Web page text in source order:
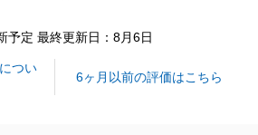
ご対応をいただけたお陰でスムー
とができました。
のお探しについても弊社一丸とな
予定 最終更新日：8月6日
つい
6ヶ月以前の評価はこちら